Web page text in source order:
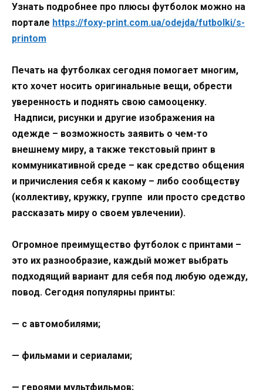
Узнать подробнее про плюсы футболок можно на
портале https://foxy-print.com.ua/odejda/futbolki/s-
printom
Печать на футболках сегодня помогает многим,
кто хочет носить оригинальные вещи, обрести
уверенность и поднять свою самооценку.
Надписи, рисунки и другие изображения на
одежде – возможность заявить о чем-то
внешнему миру, а также текстовый принт в
коммуникативной среде – как средство общения
и причисления себя к какому – либо сообществу
(коллективу, кружку, группе или просто средство
рассказать миру о своем увлечении).
Огромное преимущество футболок с принтами –
это их разнообразие, каждый может выбрать
подходящий вариант для себя под любую одежду,
повод. Сегодня популярны принты:
— с автомобилями;
— фильмами и сериалами;
— героями мультфильмов;